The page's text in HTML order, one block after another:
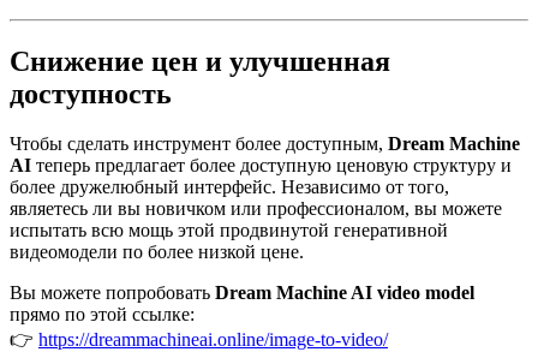
Снижение цен и улучшенная
доступность
Чтобы сделать инструмент более доступным, Dream Machine
AI теперь предлагает более доступную ценовую структуру и
более дружелюбный интерфейс. Независимо от того,
являетесь ли вы новичком или профессионалом, вы можете
испытать всю мощь этой продвинутой генеративной
видеомодели по более низкой цене.
Вы можете попробовать Dream Machine AI video model
прямо по этой ссылке:
👉 https://dreammachineai.online/image-to-video/